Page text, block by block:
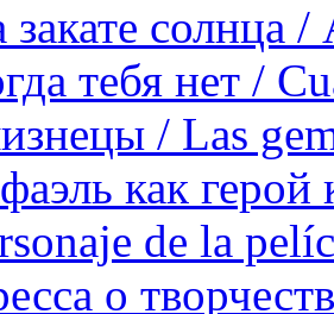
закате солнца
тебя нет /
/ Las
как
de la
о